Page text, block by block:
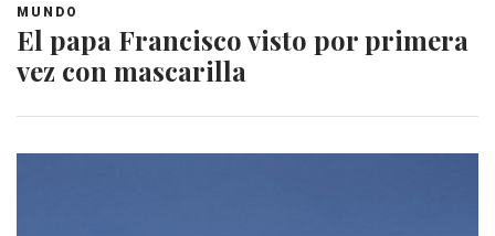
MUNDO
El papa Francisco visto por primera
vez con mascarilla